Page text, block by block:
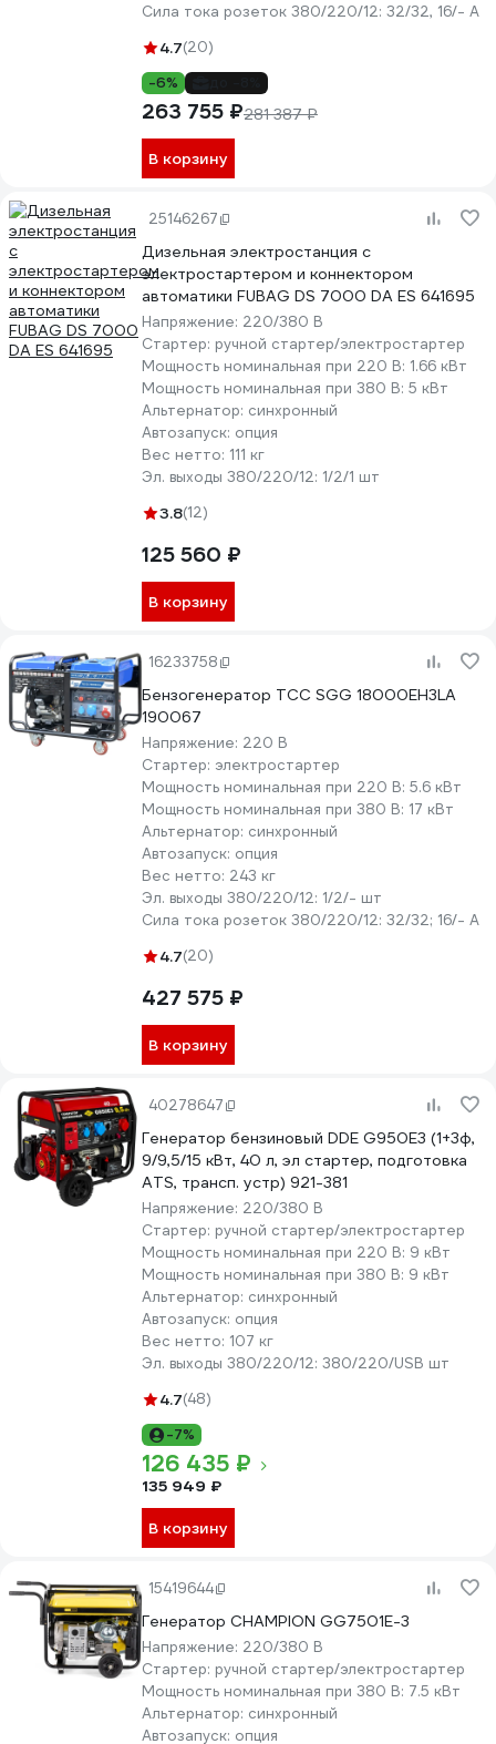
Сила тока розеток 380/220/12: 32/32, 16/- А
4.7(20)
-6%
263 755 ₽281 387 ₽
В корзину
25146267
Дизельная электростанция с
электростартером и коннектором
автоматики FUBAG DS 7000 DA ES 641695
Напряжение: 220/380 В
Стартер: ручной стартер/электростартер
Мощность номинальная при 220 В: 1.66 кВт
Мощность номинальная при 380 В: 5 кВт
Альтернатор: синхронный
Автозапуск: опция
Вес нетто: 111 кг
Эл. выходы 380/220/12: 1/2/1 шт
3.8(12)
125 560 ₽
В корзину
16233758
Бензогенератор ТСС SGG 18000EH3LA
190067
Напряжение: 220 В
Стартер: электростартер
Мощность номинальная при 220 В: 5.6 кВт
Мощность номинальная при 380 В: 17 кВт
Альтернатор: синхронный
Автозапуск: опция
Вес нетто: 243 кг
Эл. выходы 380/220/12: 1/2/- шт
Сила тока розеток 380/220/12: 32/32; 16/- А
4.7(20)
427 575 ₽
В корзину
40278647
Генератор бензиновый DDE G950E3 (1+3ф,
9/9,5/15 кВт, 40 л, эл стартер, подготовка
ATS, трансп. устр) 921-381
Напряжение: 220/380 В
Стартер: ручной стартер/электростартер
Мощность номинальная при 220 В: 9 кВт
Мощность номинальная при 380 В: 9 кВт
Альтернатор: синхронный
Автозапуск: опция
Вес нетто: 107 кг
Эл. выходы 380/220/12: 380/220/USB шт
4.7(48)
-7%
126 435 ₽
135 949 ₽
В корзину
15419644
Генератор CHAMPION GG7501E-3
Напряжение: 220/380 В
Стартер: ручной стартер/электростартер
Мощность номинальная при 380 В: 7.5 кВт
Альтернатор: синхронный
Автозапуск: опция